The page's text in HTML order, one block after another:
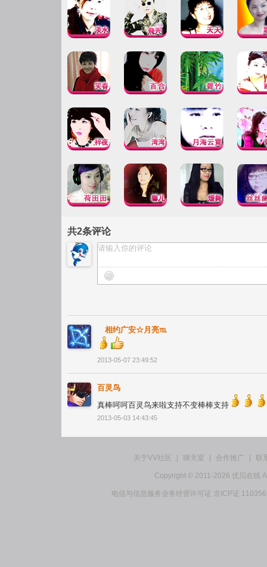
共2条评论
ゞ相约广安☆月亮℡
2013-05-07 23:49:52
百灵鸟
真棒呵呵百灵鸟来啦支持不变棒棒支持
2013-05-03 14:43:45
关于VV社区 聊天室 合作推广 联
Copyright © 2011-2026 优贝在线
电信与信息服务业务经营许可证 京ICP证